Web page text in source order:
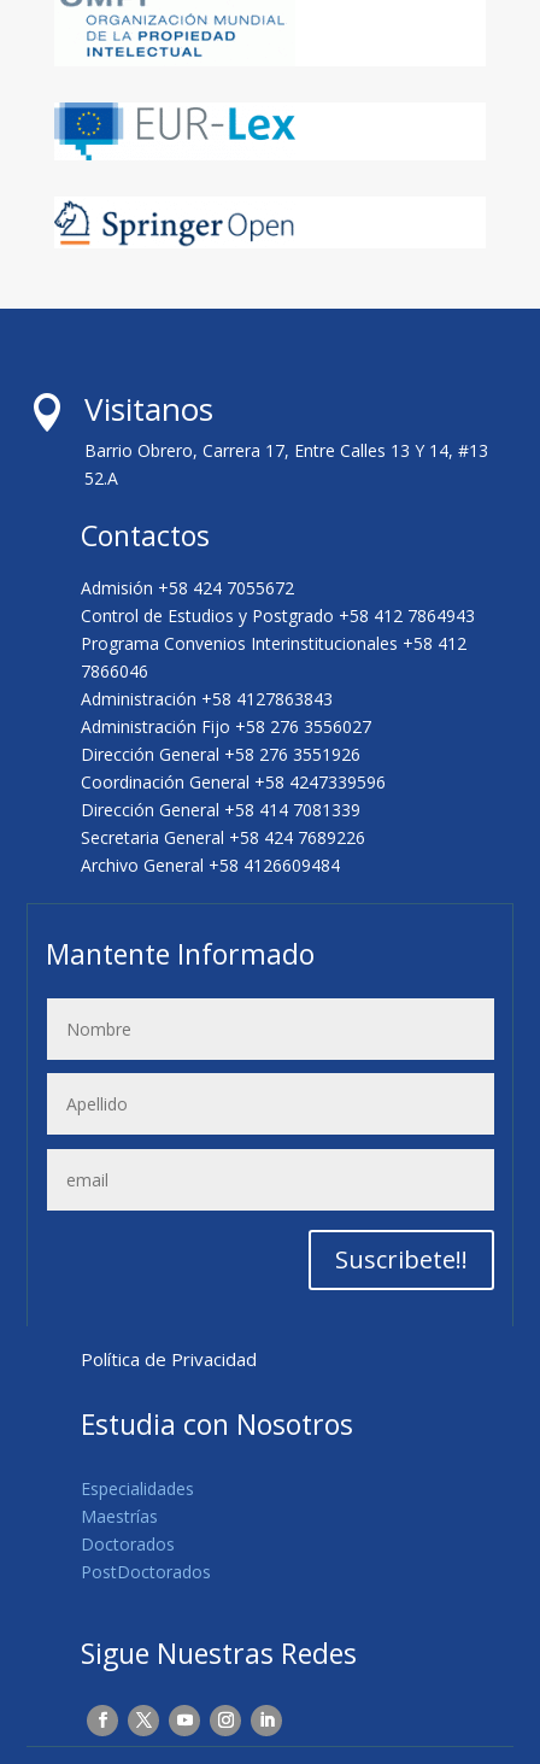
 Visitanos
Barrio Obrero, Carrera 17, Entre Calles 13 Y 14, #13
52.A
Contactos
Admisión +58 424 7055672
Control de Estudios y Postgrado +58 412 7864943
Programa Convenios Interinstitucionales +58 412
7866046
Administración +58 4127863843
Administración Fijo +58 276 3556027
Dirección General +58 276 3551926
Coordinación General +58 4247339596
Dirección General +58 414 7081339
Secretaria General +58 424 7689226
Archivo General +58 4126609484
Mantente Informado
Suscribete!!
Política de Privacidad
Estudia con Nosotros
Especialidades
Maestrías
Doctorados
PostDoctorados
Sigue Nuestras Redes